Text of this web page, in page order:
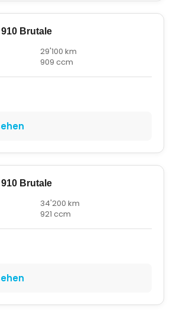
Brutale
29'100 km
909 ccm
Brutale
34'200 km
921 ccm